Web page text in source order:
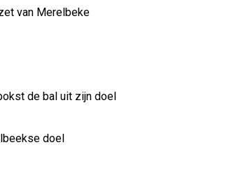
van Merelbeke
de bal uit zijn doel
doel